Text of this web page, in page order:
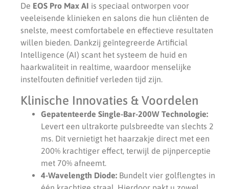
De EOS Pro Max AI is speciaal ontworpen voor
veeleisende klinieken en salons die hun cliënten de
snelste, meest comfortabele en effectieve resultaten
willen bieden. Dankzij geïntegreerde Artificial
Intelligence (AI) scant het systeem de huid en
haarkwaliteit in realtime, waardoor menselijke
instelfouten definitief verleden tijd zijn.
Klinische Innovaties & Voordelen
Gepatenteerde Single-Bar-200W Technologie:
Levert een ultrakorte pulsbreedte van slechts 2
ms. Dit vernietigt het haarzakje direct met een
200% krachtiger effect, terwijl de pijnperceptie
met 70% afneemt.
4-Wavelength Diode: Bundelt vier golflengtes in